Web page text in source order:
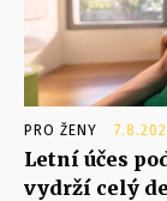
PRO ŽENY
Letní účes
vydrží celý